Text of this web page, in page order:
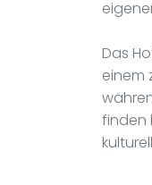
Das
einem
finden